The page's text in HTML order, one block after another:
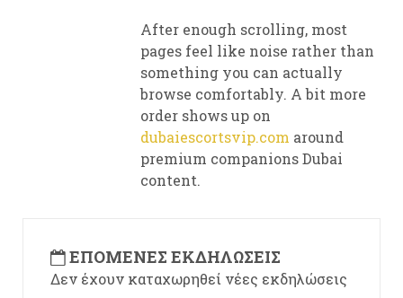
After enough scrolling, most
pages feel like noise rather than
something you can actually
browse comfortably. A bit more
order shows up on
dubaiescortsvip.com around
premium companions Dubai
content.
ΕΠΌΜΕΝΕΣ ΕΚΔΗΛΏΣΕΙΣ
Δεν έχουν καταχωρηθεί νέες εκδηλώσεις